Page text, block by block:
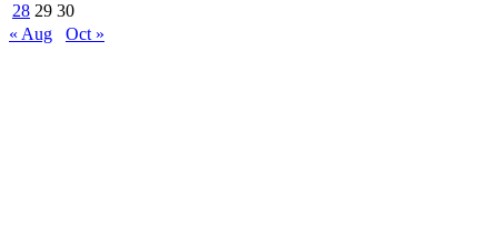
28 29 30
« Aug
Oct »